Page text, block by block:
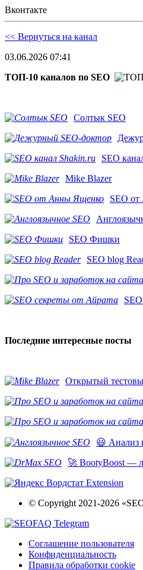
Вконтакте
<< Вернуться на канал
03.06.2026 07:41
ТОП-10 каналов по SEO
Солтык SEO
SEO
Mike Blazer
SEO
SEO Фишки
SEO blog
Последние интересные посты
​Открытый
😃 Анализ
🚀 BootyBoost —
© Copyright 2021-2026
Соглашение пользователя
Конфиденциальность
Правила обработки cookie